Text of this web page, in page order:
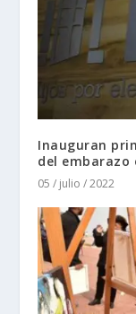
Inauguran
del embarazo
05 / julio / 2022